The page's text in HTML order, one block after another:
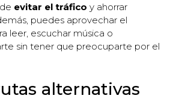
evitar el tráfico y ahorrar
puedes aprovechar el
leer, escuchar música o
sin tener que preocuparte por el
alternativas